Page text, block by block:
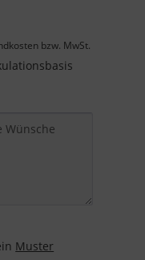
bzw. MwSt.
Muster